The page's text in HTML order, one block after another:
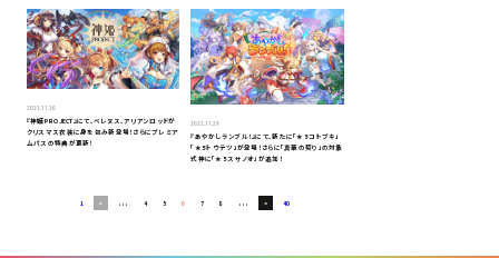
2023.11.30
『神姫PROJECT』にて、ベレヌス、アリアンロッドが
クリスマス衣装に身を包み新登場！さらにプレミア
ムパスの特典が更新！
2023.11.29
『あやかしランブル！』にて、新たに「★5 コトブキ」
「★5 トウテツ」が登場！さらに「真華の契り」の対象
式神に「★5 スサノオ」が追加！
1 < ... 4 5 6 7 8 ... > 40